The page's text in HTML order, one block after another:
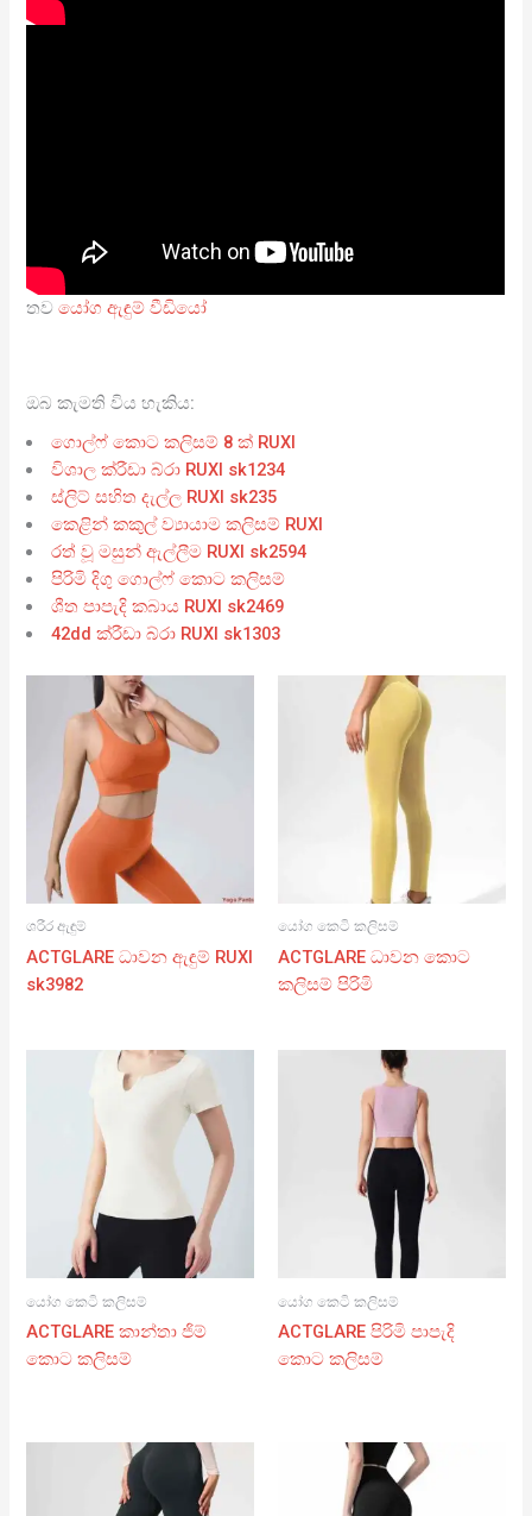
තවයෝග ඇඳුම් වීඩියෝ
ඔබ කැමති විය හැකිය:
ගොල්ෆ් කොට කලිසම් 8 ක් RUXI
විශාල ක්රීඩා බ්රා RUXI sk1234
ස්ලිට් සහිත දැල්ල RUXI sk235
කෙළින් කකුල් ව්‍යායාම කලිසම් RUXI
රත් වූ මසුන් ඇල්ලීම RUXI sk2594
පිරිමි දිගු ගොල්ෆ් කොට කලිසම්
ශීත පාපැදි කබාය RUXI sk2469
42dd ක්රීඩා බ්රා RUXI sk1303
ශරීර ඇඳුම්
ACTGLARE ධාවන ඇඳුම් RUXI
sk3982
යෝග කෙටි කලිසම්
ACTGLARE ධාවන කොට
කලිසම් පිරිමි
යෝග කෙටි කලිසම්
ACTGLARE කාන්තා ජිම්
කොට කලිසම්
යෝග කෙටි කලිසම්
ACTGLARE පිරිමි පාපැදි
කොට කලිසම්